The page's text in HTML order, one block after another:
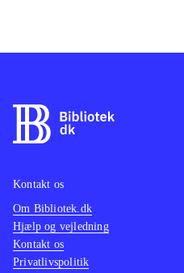
Kontakt os
Om Bibliotek.dk
Hjælp og vejledning
Kontakt os
Privatlivspolitik